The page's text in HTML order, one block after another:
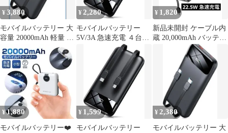
¥3,880
モバイルバッテリー 大
容量 20000mAh 軽量 小
型 急速充電 スマホ充電
器
¥ 2,280
モバイルバッテリー
5V/3A 急速充電 ４台同
時 充電 20000mAh
¥ 1,820
新品未開封 ケーブル内
蔵 20,000mAh バッテリ
ー 22.5W 急速充電
¥ 1,880
モバイルバッテリー❤️
¥ 1,599
モバイルバッテリー
¥ 2,380
モバイルバッテリー 大